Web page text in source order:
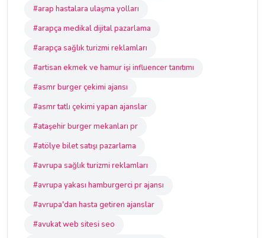
#arap hastalara ulaşma yolları
#arapça medikal dijital pazarlama
#arapça sağlık turizmi reklamları
#artisan ekmek ve hamur işi influencer tanıtımı
#asmr burger çekimi ajansı
#asmr tatlı çekimi yapan ajanslar
#ataşehir burger mekanları pr
#atölye bilet satışı pazarlama
#avrupa sağlık turizmi reklamları
#avrupa yakası hamburgerci pr ajansı
#avrupa'dan hasta getiren ajanslar
#avukat web sitesi seo